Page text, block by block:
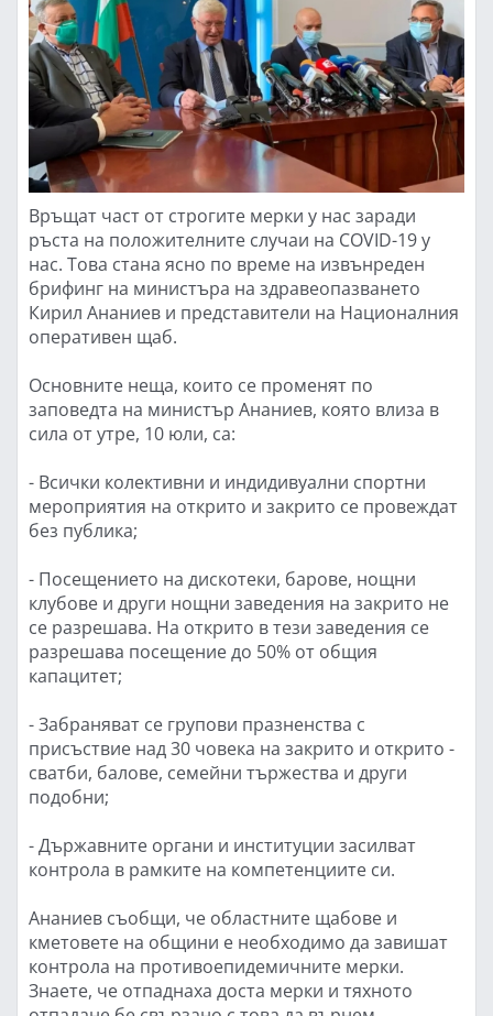
Връщат част от строгите мерки у нас заради
ръста на положителните случаи на COVID-19 у
нас. Това стана ясно по време на извънреден
брифинг на министъра на здравеопазването
Кирил Ананиев и представители на Националния
оперативен щаб.
Основните неща, които се променят по
заповедта на министър Ананиев, която влиза в
сила от утре, 10 юли, са:
- Всички колективни и индидивуални спортни
мероприятия на открито и закрито се провеждат
без публика;
- Посещението на дискотеки, барове, нощни
клубове и други нощни заведения на закрито не
се разрешава. На открито в тези заведения се
разрешава посещение до 50% от общия
капацитет;
- Забраняват се групови празненства с
присъствие над 30 човека на закрито и открито -
сватби, балове, семейни тържества и други
подобни;
- Държавните органи и институции засилват
контрола в рамките на компетенциите си.
Ананиев съобщи, че областните щабове и
кметовете на общини е необходимо да завишат
контрола на противоепидемичните мерки.
Знаете, че отпаднаха доста мерки и тяхното